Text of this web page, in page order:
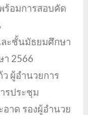
ร้อมการสอบคัด
ะชั้นมัธยมศึกษา
า 2566
ผู้อำนวยการ
รประชุม
าด รองผู้อำนวย